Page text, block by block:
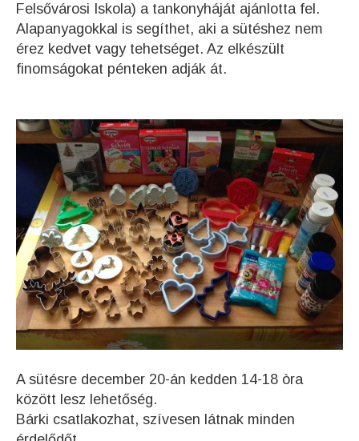
Felsővárosi Iskola) a tankonyháját ajánlotta fel.
Alapanyagokkal is segíthet, aki a sütéshez nem
érez kedvet vagy tehetséget. Az elkészült
finomságokat pénteken adják át.
A sütésre december 20-án kedden 14-18 òra
között lesz lehetőség.
Bárki csatlakozhat, szívesen látnak minden